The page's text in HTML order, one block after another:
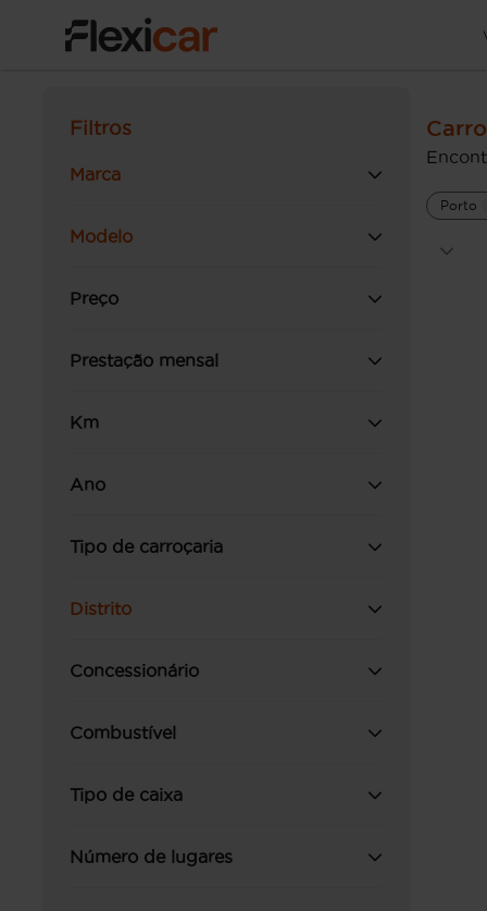
Filtros
Marca
Modelo
Preço
Prestação mensal
Km
Ano
Tipo de carroçaria
Distrito
Concessionário
Combustível
Tipo de caixa
Número de lugares
Porto